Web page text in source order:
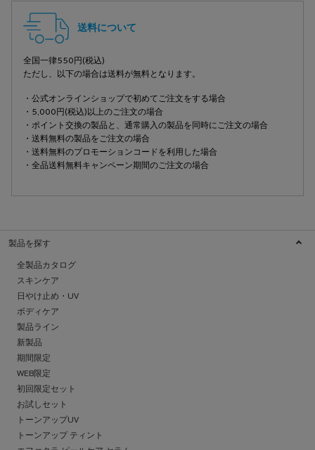
送料について
全国一律550円(税込)
ただし、以下の場合は送料が無料となります。
・公式オンラインショップで初めてご注文をする場合
・5,000円(税込)以上のご注文の場合
・ポイント交換の製品と、通常購入の製品を同時にご注文の場合
・送料無料の製品をご注文の場合
・送料無料のプロモーションコードを利用した場合
・全品送料無料キャンペーン期間のご注文の場合
製品を探す
全製品カタログ
スキンケア
日やけ止め・UV
ボディケア
製品ライン
新製品
期間限定
WEB限定
初回限定セット
お試しセット
トーンアップUV
トーンアップ ティント